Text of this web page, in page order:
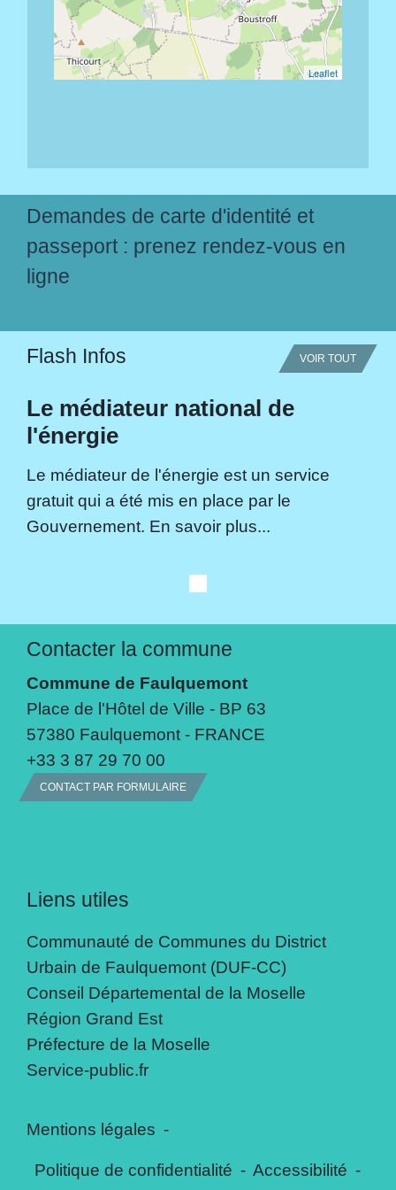
Leaflet
Demandes de carte d'identité et
passeport : prenez rendez-vous en
ligne
Flash Infos VOIR TOUT
Le médiateur national de
l'énergie
Le médiateur de l'énergie est un service
gratuit qui a été mis en place par le
Gouvernement. En savoir plus...
Contacter la commune
Commune de Faulquemont
Place de l'Hôtel de Ville - BP 63
57380 Faulquemont - FRANCE
+33 3 87 29 70 00
CONTACT PAR FORMULAIRE
Liens utiles
Communauté de Communes du District
Urbain de Faulquemont (DUF-CC)
Conseil Départemental de la Moselle
Région Grand Est
Préfecture de la Moselle
Service-public.fr
Mentions légales -
Politique de confidentialité - Accessibilité -